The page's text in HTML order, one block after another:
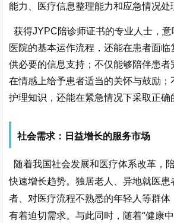
能力、医疗信息整理能力和应急情况处
获得JYPC陪诊师证书的专业人士，
医院的基本运作流程，还能在患者面
供必要的信息支持；不仅能够陪伴患
在情感上给予患者适当的关怀与鼓励；
护理知识，还能在紧急情况下采取正确
社会需求：日益增长的服务市场
随着我国社会发展和医疗体系改革，
快速增长趋势。独居老人、异地就医
者、对医疗流程不熟悉的年轻人等群
有着迫切需求。与此同时，随着“健康